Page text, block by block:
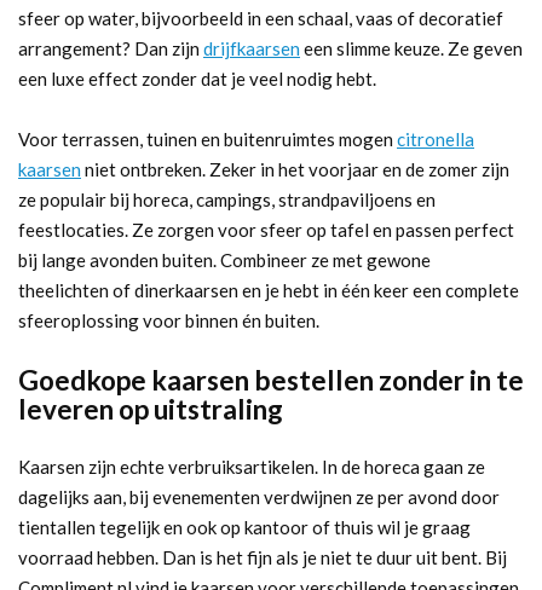
sfeer op water, bijvoorbeeld in een schaal, vaas of decoratief
arrangement? Dan zijn drijfkaarsen een slimme keuze. Ze geven
een luxe effect zonder dat je veel nodig hebt.
Voor terrassen, tuinen en buitenruimtes mogen citronella
kaarsen niet ontbreken. Zeker in het voorjaar en de zomer zijn
ze populair bij horeca, campings, strandpaviljoens en
feestlocaties. Ze zorgen voor sfeer op tafel en passen perfect
bij lange avonden buiten. Combineer ze met gewone
theelichten of dinerkaarsen en je hebt in één keer een complete
sfeeroplossing voor binnen én buiten.
Goedkope kaarsen bestellen zonder in te
leveren op uitstraling
Kaarsen zijn echte verbruiksartikelen. In de horeca gaan ze
dagelijks aan, bij evenementen verdwijnen ze per avond door
tientallen tegelijk en ook op kantoor of thuis wil je graag
voorraad hebben. Dan is het fijn als je niet te duur uit bent. Bij